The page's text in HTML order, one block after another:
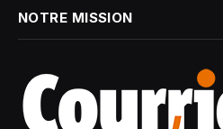
NOTRE MISSION